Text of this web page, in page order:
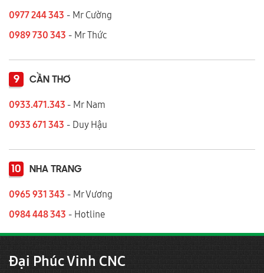
0977 244 343 - Mr Cường
0989 730 343 - Mr Thức
9 CẦN THƠ
0933.471.343 - Mr Nam
0933 671 343 - Duy Hậu
10 NHA TRANG
0965 931 343 - Mr Vương
0984 448 343 - Hotline
Đại Phúc Vinh CNC